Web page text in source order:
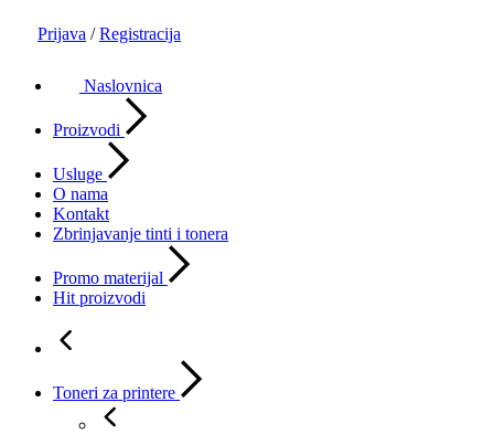
Prijava / Registracija
Naslovnica
Proizvodi
Usluge
O nama
Kontakt
Zbrinjavanje tinti i tonera
Promo materijal
Hit proizvodi
Toneri za printere